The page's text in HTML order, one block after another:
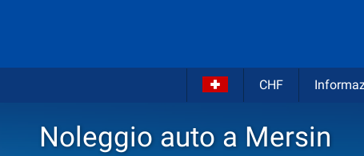
CHF
Noleggio auto a Mersin